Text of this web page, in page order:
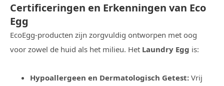
Certificeringen en Erkenningen van Eco
Egg
EcoEgg-producten zijn zorgvuldig ontworpen met oog
voor zowel de huid als het milieu. Het Laundry Egg is:
Hypoallergeen en Dermatologisch Getest: Vrij